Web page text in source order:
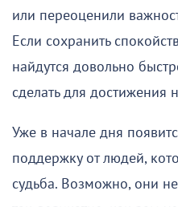
или переоценили
Если сохранить
найдутся довольно
сделать для достижения
Уже в начале дня
поддержку от людей,
судьба. Возможно, они не